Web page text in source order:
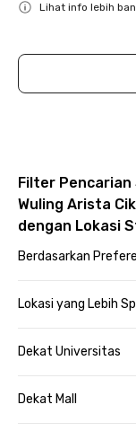
Lihat info lebih
Filter Pencarian
Wuling Arista
dengan Lokasi
Berdasarkan
Lokasi yang Lebih
Dekat Universitas
Dekat Mall